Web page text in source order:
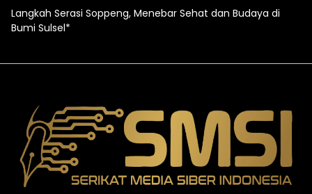
Langkah Serasi Soppeng, Menebar Sehat dan Budaya di
Bumi Sulsel*